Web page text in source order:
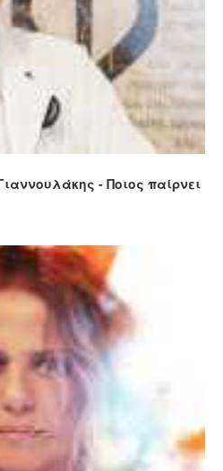
- Ποιος παίρνει